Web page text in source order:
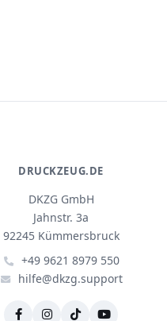
DRUCKZEUG.DE
DKZG GmbH
Jahnstr. 3a
92245 Kümmersbruck
+49 9621 8979 550
hilfe@dkzg.support